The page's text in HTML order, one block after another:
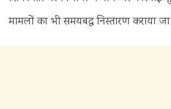
मामलों का भी समयबद्ध निस्तारण कराया जा